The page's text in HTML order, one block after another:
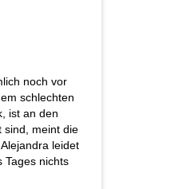
noch vor
schlechten
ist an den
sind, meint die
leidet
Tages nichts